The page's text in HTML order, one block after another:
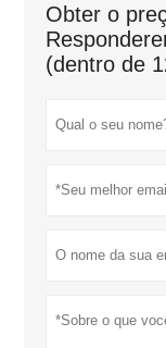
Obter o
(dentro de